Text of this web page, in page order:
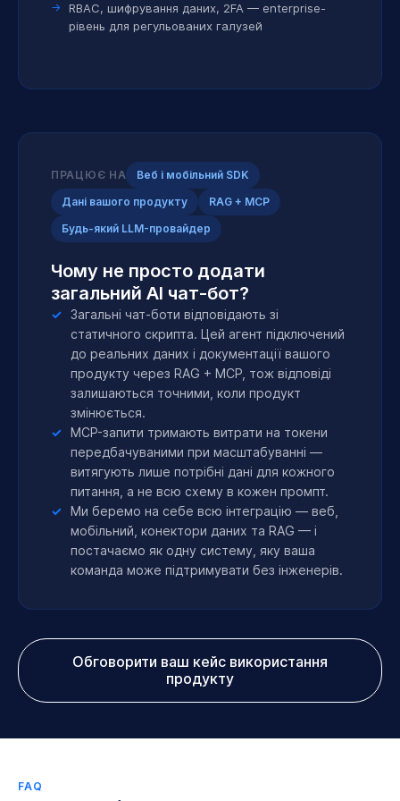
RBAC, шифрування даних, 2FA — enterprise-
рівень для регульованих галузей
ПРАЦЮЄ НА
Веб і мобільний SDK
Дані вашого продукту
RAG + MCP
Будь-який LLM-провайдер
Чому не просто додати
загальний AI чат-бот?
Загальні чат-боти відповідають зі
статичного скрипта. Цей агент підключений
до реальних даних і документації вашого
продукту через RAG + MCP, тож відповіді
залишаються точними, коли продукт
змінюється.
MCP-запити тримають витрати на токени
передбачуваними при масштабуванні —
витягують лише потрібні дані для кожного
питання, а не всю схему в кожен промпт.
Ми беремо на себе всю інтеграцію — веб,
мобільний, конектори даних та RAG — і
постачаємо як одну систему, яку ваша
команда може підтримувати без інженерів.
Обговорити ваш кейс використання
продукту
FAQ